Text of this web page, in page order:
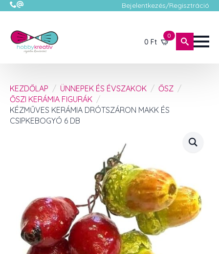
Bejelentkezés/Regisztráció
0 Ft
0
KEZDŐLAP ÜNNEPEK ÉS ÉVSZAKOK
ŐSZ
ŐSZI KERÁMIA FIGURÁK
KÉZMŰVES KERÁMIA DRÓTSZÁRON MAKK ÉS
CSIPKEBOGYÓ 6 DB